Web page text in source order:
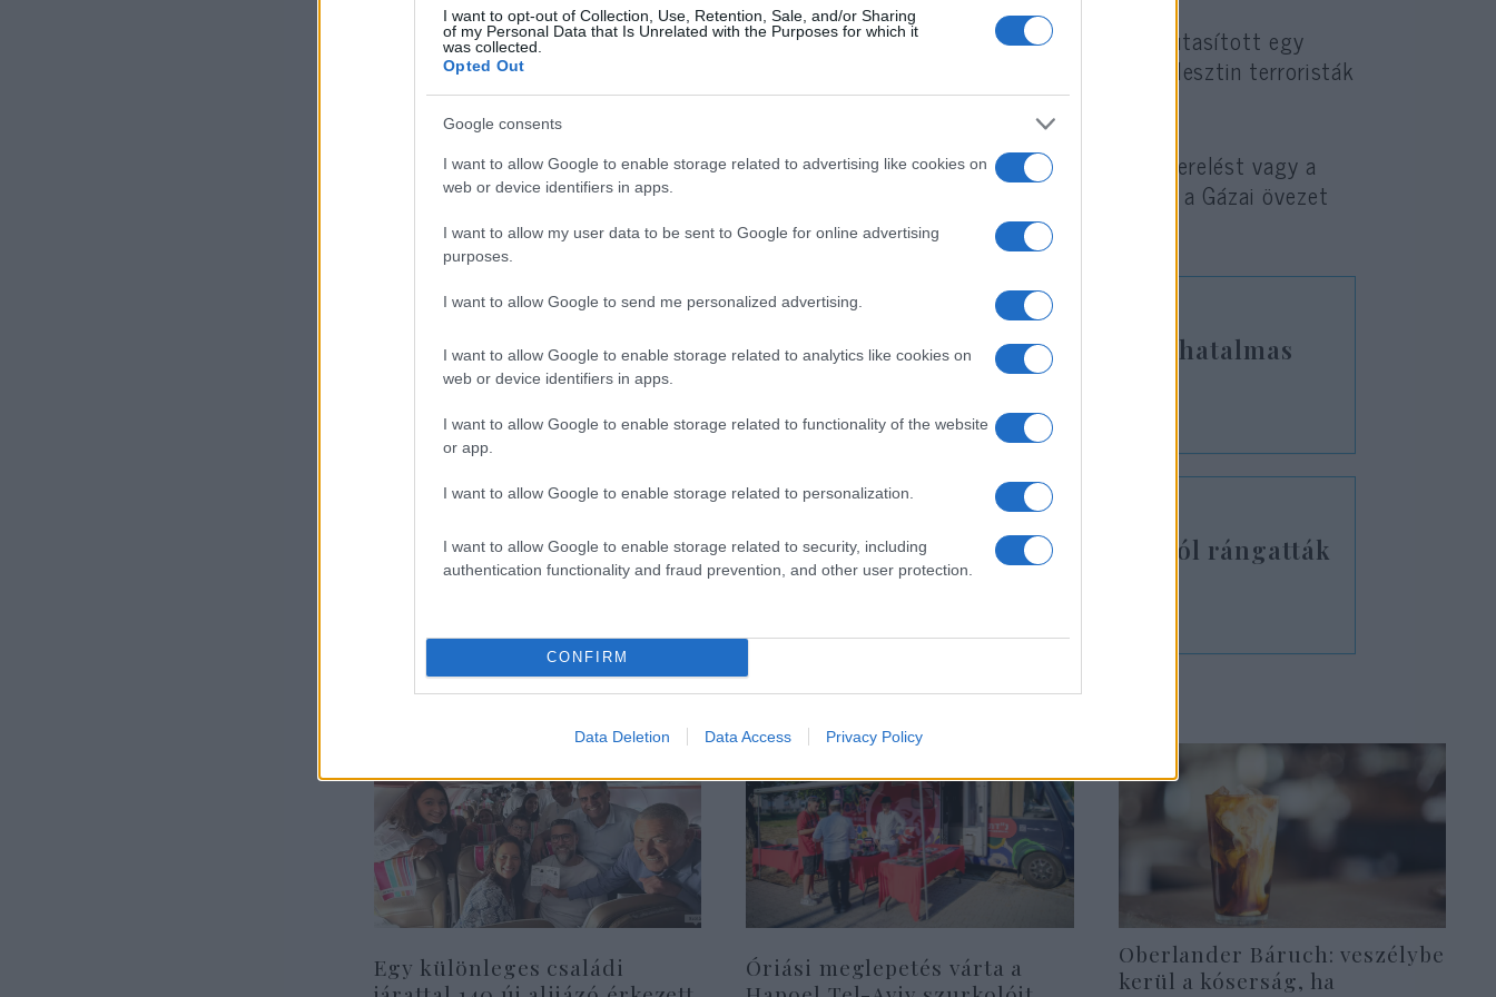
I want to opt-out of Collection, Use, Retention, Sale, and/or Sharing
of my Personal Data that Is Unrelated with the Purposes for which it
was collected.
Opted Out
Google consents
I want to allow Google to enable storage related to advertising like cookies on
web or device identifiers in apps.
I want to allow my user data to be sent to Google for online advertising
purposes.
I want to allow Google to send me personalized advertising.
I want to allow Google to enable storage related to analytics like cookies on
web or device identifiers in apps.
I want to allow Google to enable storage related to functionality of the website
or app.
I want to allow Google to enable storage related to personalization.
I want to allow Google to enable storage related to security, including
authentication functionality and fraud prevention, and other user protection.
CONFIRM
Data Deletion Data Access Privacy Policy
A videót ugyanazon a napon hozták nyilvánosságra, amikor a Hamász elutasított egy
újabb ideiglenes tűzszünetre vonatkozó javaslatot további túszok és palesztin terroristák
szabadon bocsátásáért cserébe.
A Hamász vezetői többször hangoztatták, hogy nem fontolgatják a leszerelést vagy a
terrorszervezet feloszlatását, és hogy az állandó tűzszünetet követően, a Gázai övezet
újjáépítése az ő ellenőrzésük alatt fog zajlani.
Asztalra került Gáza annexiója: Izrael hatalmas
megtorlást helyezett kilátásba
Új videó október 7-éről: égő Merkavából rángatták
ki az egyik izraeli katonát
Egy különleges családi
Óriási meglepetés várta a
Oberlander Báruch: veszélybe
kerül a kóserság, ha